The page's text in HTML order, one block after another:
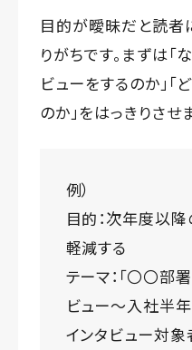
目的が曖昧だと読者
りがちです。まずは「
ビューをするのか」
のか」をはっきりさせま
例）
目的：次年度以
軽減する
テーマ：「〇〇部
ビュー～入社半
インタビュー対